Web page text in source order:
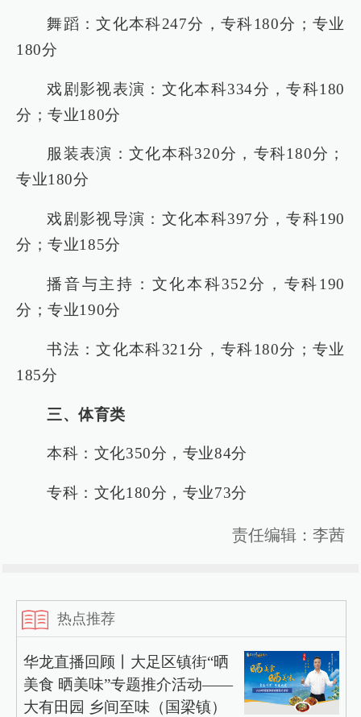
舞蹈：文化本科247分，专科180分；专业
180分
戏剧影视表演：文化本科334分，专科180
分；专业180分
服装表演：文化本科320分，专科180分；
专业180分
戏剧影视导演：文化本科397分，专科190
分；专业185分
播音与主持：文化本科352分，专科190
分；专业190分
书法：文化本科321分，专科180分；专业
185分
三、体育类
本科：文化350分，专业84分
专科：文化180分，专业73分
责任编辑：李茜
热点推荐
华龙直播回顾丨大足区镇街“晒
美食 晒美味”专题推介活动——
大有田园 乡间至味（国梁镇）